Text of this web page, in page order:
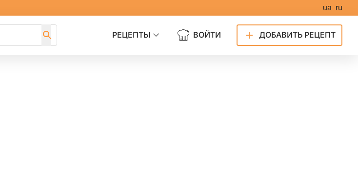
ua ru
РЕЦЕПТЫ ВОЙТИ ДОБАВИТЬ РЕЦЕПТ